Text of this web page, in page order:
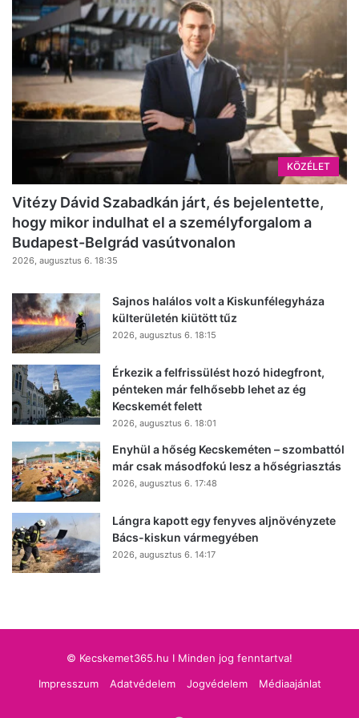
KÖZÉLET
Vitézy Dávid Szabadkán járt, és bejelentette,
hogy mikor indulhat el a személyforgalom a
Budapest-Belgrád vasútvonalon
2026, augusztus 6. 18:35
Sajnos halálos volt a Kiskunfélegyháza
külterületén kiütött tűz
2026, augusztus 6. 18:15
Érkezik a felfrissülést hozó hidegfront,
pénteken már felhősebb lehet az ég
Kecskemét felett
2026, augusztus 6. 18:01
Enyhül a hőség Kecskeméten – szombattól
már csak másodfokú lesz a hőségriasztás
2026, augusztus 6. 17:48
Lángra kapott egy fenyves aljnövényzete
Bács-kiskun vármegyében
2026, augusztus 6. 14:17
© Kecskemet365.hu I Minden jog fenntartva!
Impresszum
Adatvédelem Jogvédelem Médiaajánlat